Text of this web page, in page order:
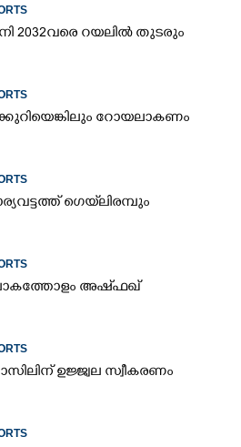
2032വരെ റയലിൽ തുടരും
റോയലാകണം
ഗെയ്‌ലിരമ്പും
അഷ്ഫഖ്
ഉജ്ജ്വല സ്വീകരണം